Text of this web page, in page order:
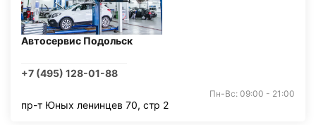
Автосервис Подольск
+7 (495) 128-01-88
Пн-Вс: 09:00 - 21:00
пр-т Юных ленинцев 70, стр 2